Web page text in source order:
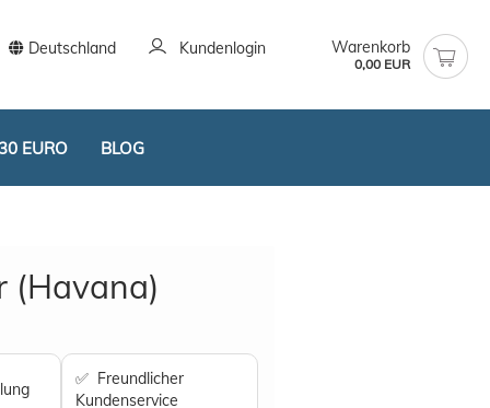
Deutschland Kundenlogin
vergessen?
Warenkorb
0,00 EUR
EURO BLOG
(Havana)
✅ Freundlicher
Kundenservice